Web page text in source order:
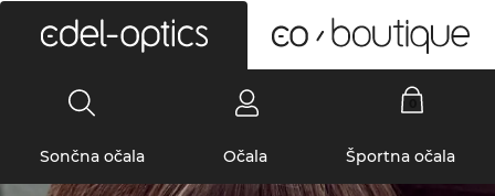
Sončna očala Očala Športna očala